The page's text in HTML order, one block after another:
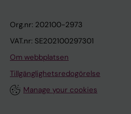
Org.nr: 202100-2973
VAT.nr: SE202100297301
Om webbplatsen
Tillgänglighetsredogörelse
Manage your cookies